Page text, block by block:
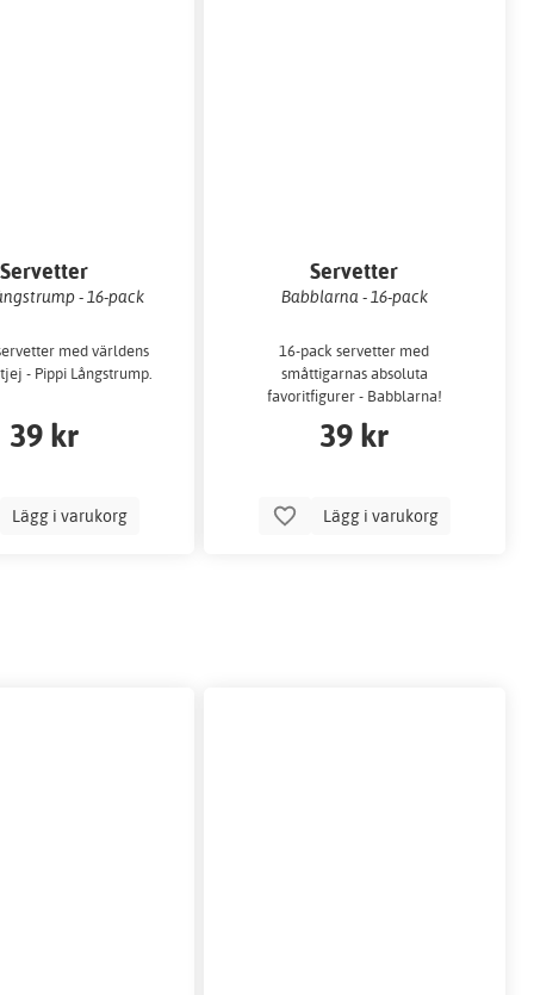
Servetter
- 16-pack
med världens
- Pippi Långstrump.
39 kr
Lägg i varukorg
Servetter
Babblarna - 16-pack
16-pack servetter med
småttigarnas absoluta
favoritfigurer - Babblarna!
39 kr
Lägg i varukorg